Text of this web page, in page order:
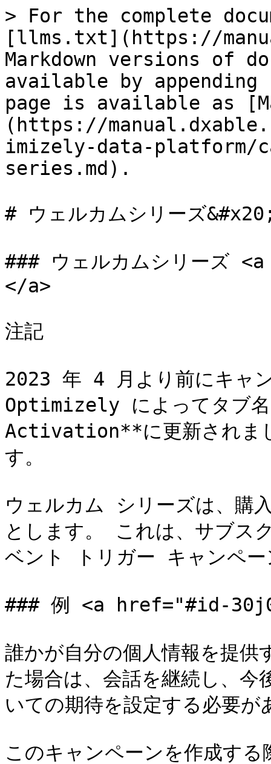
> For the complete
[llms.txt](https://
Markdown versions of
available by
page is available as
(https://
imizely-data-platform/
series.md).
# ウェルカムシリーズ
### ウェルカムシリーズ
</a>
注記
2023 年 4 月より前にキャ
Optimizely によってタブ
Activation**に更新されま
す。
ウェルカム シリーズは、購
とします。 これは、サブス
ベント トリガー キャンペー
### 例 <a href="#id-
誰かが自分の個人情報を提供
た場合は、会話を継続し、
いての期待を設定する必要が
このキャンペーンを作成す